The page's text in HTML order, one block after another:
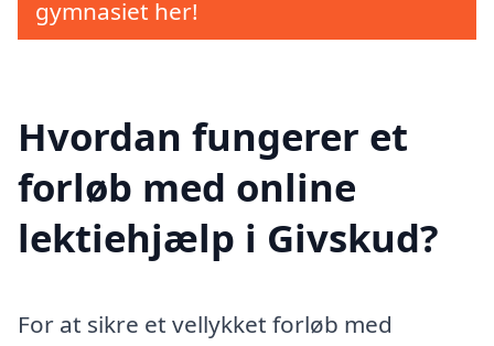
gymnasiet her!
Hvordan fungerer et
forløb med online
lektiehjælp i Givskud?
For at sikre et vellykket forløb med